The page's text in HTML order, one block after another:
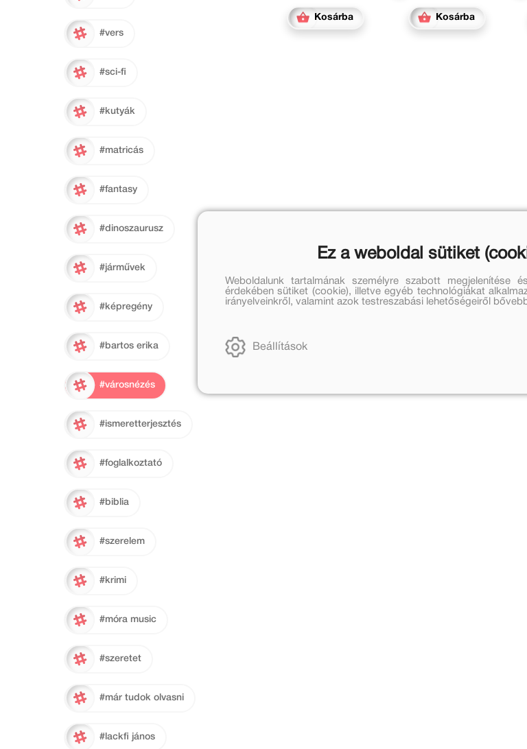
#vers
#sci-fi
#kutyák
#matricás
#fantasy
#dinoszaurusz
#járművek
#képregény
#bartos erika
#városnézés
#ismeretterjesztés
#foglalkoztató
#biblia
#szerelem
#krimi
#móra music
#szeretet
#már tudok olvasni
#lackfi jános
Kosárba Kosárba
Ez a weboldal sütiket
Weboldalunk tartalmának személyre szabott megjelenítése
érdekében sütiket (cookie), illetve egyéb technológiákat
irányelveinkről, valamint azok testreszabási lehetőségeiről
Beállítások